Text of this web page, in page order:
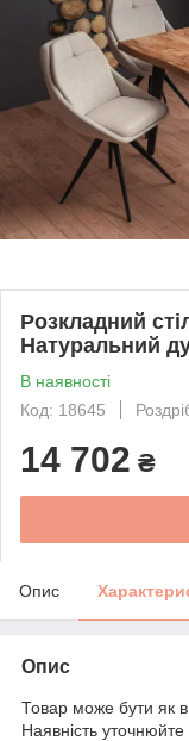
Розкладний
Натуральний
В наявності
Код: 18645
14 702 ₴
Опис
Опис
Товар може бути як в
Наявність